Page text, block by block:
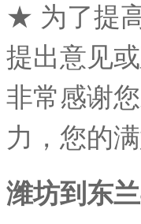
★ 为了提
提出意见
非常感谢
力，您的
潍坊到东